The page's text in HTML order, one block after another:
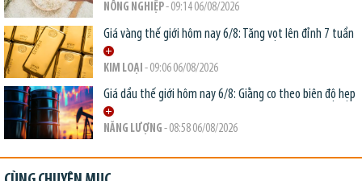
NÔNG NGHIỆP- 09:14 06/08/2026
Giá vàng thế giới hôm nay 6/8: Tăng vọt lên đỉnh 7 tuần
KIM LOẠI - 09:06 06/08/2026
Giá dầu thế giới hôm nay 6/8: Giằng co theo biên độ hẹp
NĂNG LƯỢNG - 08:58 06/08/2026